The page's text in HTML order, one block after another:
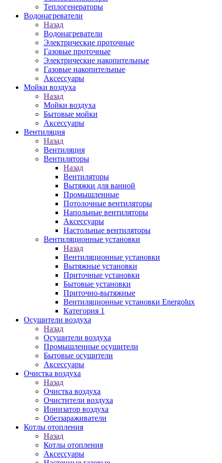
Теплогенераторы
Водонагреватели
Назад
Водонагреватели
Электрические проточные
Газовые проточные
Электрические накопительные
Газовые накопительные
Аксессуары
Мойки воздуха
Назад
Мойки воздуха
Бытовые мойки
Аксессуары
Вентиляция
Назад
Вентиляция
Вентиляторы
Назад
Вентиляторы
Вытяжки для ванной
Промышленные
Потолочные вентиляторы
Напольные вентиляторы
Аксессуары
Настольные вентиляторы
Вентиляционные установки
Назад
Вентиляционные установки
Вытяжные установки
Приточные установки
Бытовые установки
Приточно-вытяжные
Вентиляционные установки Energolux
Категория 1
Осушители воздуха
Назад
Осушители воздуха
Промышленные осушители
Бытовые осушители
Аксессуары
Очистка воздуха
Назад
Очистка воздуха
Очистители воздуха
Ионизатор воздуха
Обеззараживатели
Котлы отопления
Назад
Котлы отопления
Аксессуары